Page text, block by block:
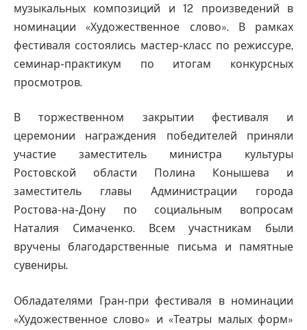
музыкальных композиций и 12 произведений в
номинации «Художественное слово». В рамках
фестиваля состоялись мастер-класс по режиссуре,
семинар-практикум по итогам конкурсных
просмотров.
В торжественном закрытии фестиваля и
церемонии награждения победителей приняли
участие заместитель министра культуры
Ростовской области Полина Конышева и
заместитель главы Администрации города
Ростова-на-Дону по социальным вопросам
Наталия Симаченко. Всем участникам были
вручены благодарственные письма и памятные
сувениры.
Обладателями Гран-при фестиваля в номинации
«Художественное слово» и «Театры малых форм»